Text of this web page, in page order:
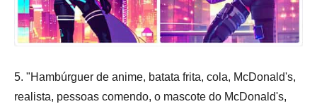
5. "Hambúrguer de anime, batata frita, cola, McDonald's,
realista, pessoas comendo, o mascote do McDonald's,